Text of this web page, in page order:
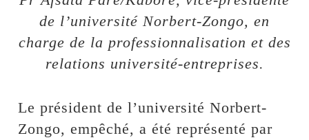
de l’université Norbert-Zongo, en
charge de la professionnalisation et des
relations université-entreprises.
Le président de l’université Norbert-
Zongo, empêché, a été représenté par